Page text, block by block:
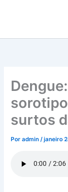
conteúdo
surtos
Poradmin/janeiro